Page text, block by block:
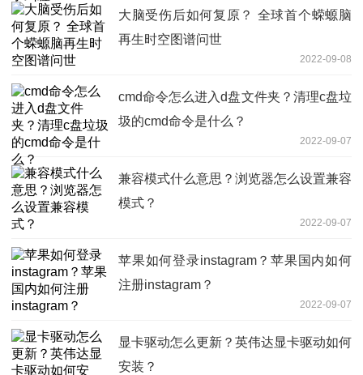
大脑受伤后如何复原？ 全球首个蝾螈脑
再生时空图谱问世
2022-09-08
cmd命令怎么进入d盘文件夹？清理c盘垃
圾的cmd命令是什么？
2022-09-07
兼容模式什么意思？浏览器怎么设置兼容
模式？
2022-09-07
苹果如何登录instagram？苹果国内如何
注册instagram？
2022-09-07
显卡驱动怎么更新？英伟达显卡驱动如何
安装？